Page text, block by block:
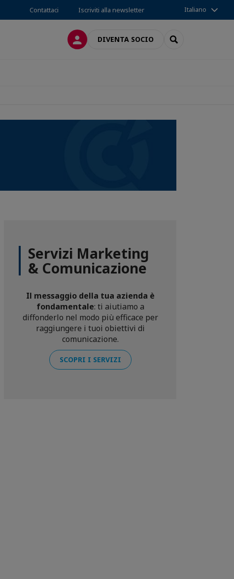
Contattaci Iscriviti alla newsletter Italiano
LOG INDIVENTA SOCIO SEARCH
Servizi Marketing
& Comunicazione
Il messaggio della tua azienda è
fondamentale: ti aiutiamo a
diffonderlo nel modo più efficace per
raggiungere i tuoi obiettivi di
comunicazione.
SCOPRI I SERVIZI